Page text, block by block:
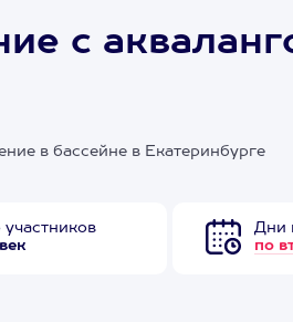
с
в бассейне в Екатеринбурге
Дни
по